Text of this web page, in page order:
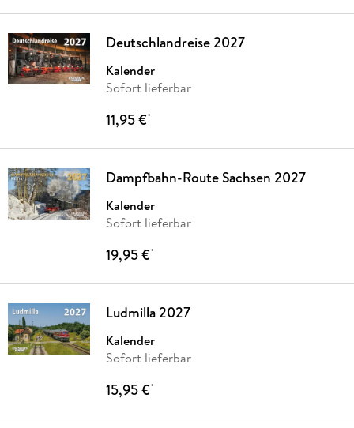
Deutschlandreise 2027
Kalender
Sofort lieferbar
11,95 €*
Dampfbahn-Route Sachsen 2027
Kalender
Sofort lieferbar
19,95 €*
Ludmilla 2027
Kalender
Sofort lieferbar
15,95 €*